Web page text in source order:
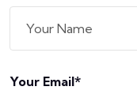
Your Email*